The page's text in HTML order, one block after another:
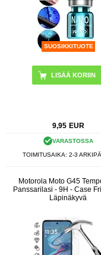
SUOSIKKITUOTE
9,95 EUR
VARASTOSSA
TOIMITUSAIKA: 2-3
Motorola Moto G45
Panssarilasi - 9H - Case
Läpinäkyvä